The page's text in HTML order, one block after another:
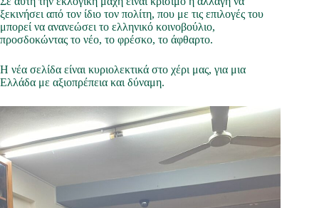
ξεκινήσει από τον ίδιο τον πολίτη, που με τις επιλογές του
μπορεί να ανανεώσει το ελληνικό κοινοβούλιο,
προσδοκώντας το νέο, το φρέσκο, το άφθαρτο.
Η νέα σελίδα είναι κυριολεκτικά στο χέρι μας, για μια
Ελλάδα με αξιοπρέπεια και δύναμη.